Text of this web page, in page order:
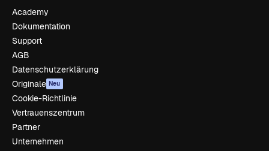
Academy
Dokumentation
Support
AGB
Datenschutzerklärung
Originale Neu
Cookie-Richtlinie
Vertrauenszentrum
Partner
Unternehmen